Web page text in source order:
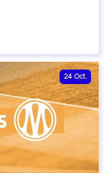
24 Oct.